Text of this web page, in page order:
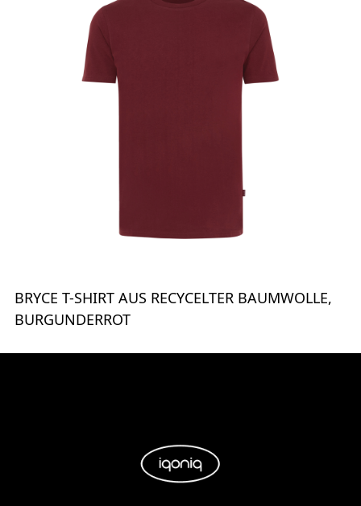
BRYCE T-SHIRT AUS RECYCELTER BAUMWOLLE,
BURGUNDERROT